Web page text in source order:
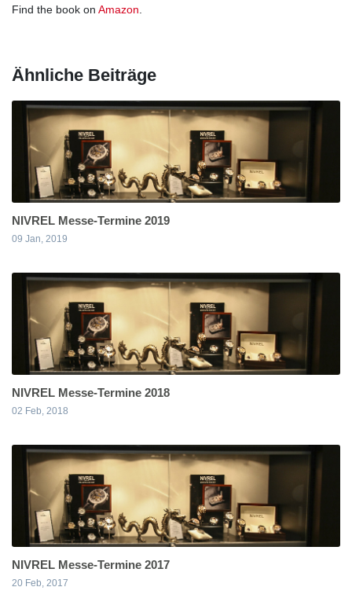
Find the book on Amazon
Ähnliche Beiträge
NIVREL Messe-Termine 2019
09 Jan, 2019
NIVREL Messe-Termine 2018
02 Feb, 2018
NIVREL Messe-Termine 2017
20 Feb, 2017